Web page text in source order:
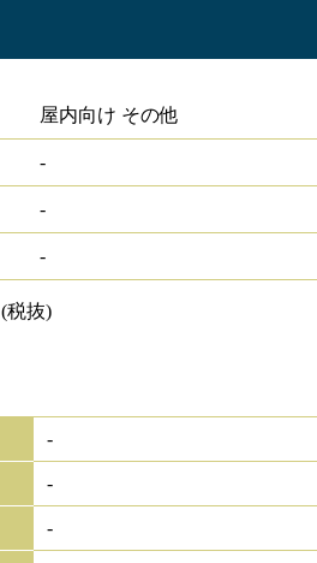
屋内向け その他
-
-
-
(税抜)
-
-
-